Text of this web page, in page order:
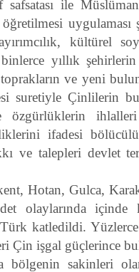
ile
uygulaması
kültürel
yıllık
ve yeni
suretiyle Çinlilerin
ihlalleri
ifadesi
ve talepleri devlet
Hotan, Gulca,
olaylarında içinde
katledildi.
Çin işgal güçlerince
bölgenin sakinleri